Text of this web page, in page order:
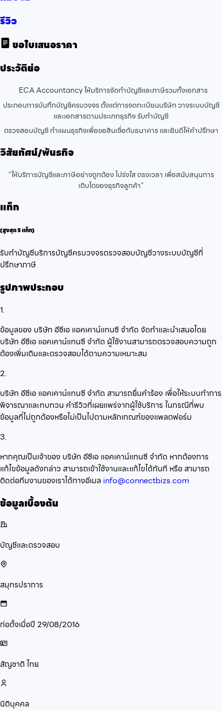
รีวิว
ขอใบเสนอราคา
ประวัติย่อ
ECA Accountancy ให้บริการจัดทำบัญชีและภาษีรวมทั้งเอกสาร
ประกอบการบันทึกบัญชีครบวงจร ตั้งแต่การจดทะเบียนบริษัท วางระบบบัญชี
และเอกสารตามประเภทธุรกิจ รับทำบัญชี
ตรวจสอบบัญชี ทำแผนธุรกิจเพื่อขอสินเชื่อกับธนาคาร และยินดีให้คำปรึกษา
วิสัยทัศน์/พันธกิจ
“ให้บริการบัญชีและภาษีอย่างถูกต้อง โปร่งใส ตรงเวลา เพื่อสนับสนุนการ
เติบโตของธุรกิจลูกค้า”
แท็ก
(สูงสุด 5 แท็ก)
รับทำบัญชีบริการบัญชีครบวงจรตรวจสอบบัญชีวางระบบบัญชีที่
ปรึกษาภาษี
รูปภาพประกอบ
1.
ข้อมูลของ บริษัท อีซีเอ แอคเคาน์แทนซี จำกัด จัดทำและนำเสนอโดย
บริษัท อีซีเอ แอคเคาน์แทนซี จำกัด ผู้ใช้งานสามารถตรวจสอบความถูก
ต้องเพิ่มเติมและตรวจสอบได้ตามความเหมาะสม
2.
บริษัท อีซีเอ แอคเคาน์แทนซี จำกัด สามารถยื่นคำร้อง เพื่อให้ระบบทำการ
พิจารณาและทบทวน คำรีวิวที่เผยแพร่จากผู้ใช้บริการ ในกรณีที่พบ
ข้อมูลที่ไม่ถูกต้องหรือไม่เป็นไปตามหลักเกณฑ์ของแพลตฟอร์ม
3.
หากคุณเป็นเจ้าของ บริษัท อีซีเอ แอคเคาน์แทนซี จำกัด หากต้องการ
แก้ไขข้อมูลดังกล่าว สามารถเข้าใช้งานและแก้ไขได้ทันที หรือ สามารถ
ติดต่อทีมงานของเราได้ทางอีเมล info@connectbizs.com
ข้อมูลเบื้องต้น
บัญชีและตรวจสอบ
สมุทรปราการ
ก่อตั้งเมื่อปี 29/08/2016
สัญชาติ ไทย
นิติบุคคล